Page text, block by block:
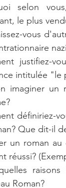
selon
le plus
vous
justifiez-
intitulée "le
imaginer un
définiriez-
Que dit-il
un roman au
réussi?
Roman?